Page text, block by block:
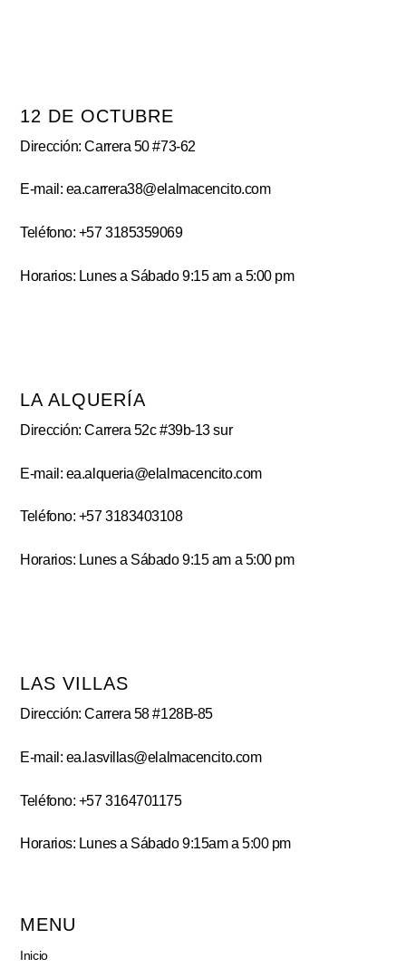
12 DE OCTUBRE
Dirección: Carrera 50 #73-62
E-mail: ea.carrera38@elalmacencito.com
Teléfono: +57 3185359069
Horarios: Lunes a Sábado 9:15 am a 5:00 pm
LA ALQUERÍA
Dirección: Carrera 52c #39b-13 sur
E-mail: ea.alqueria@elalmacencito.com
Teléfono: +57 3183403108
Horarios: Lunes a Sábado 9:15 am a 5:00 pm
LAS VILLAS
Dirección: Carrera 58 #128B-85
E-mail: ea.lasvillas@elalmacencito.com
Teléfono: +57 3164701175
Horarios: Lunes a Sábado 9:15am a 5:00 pm
MENU
Inicio